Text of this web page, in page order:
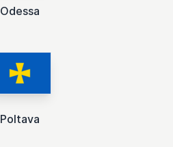
Odessa
Poltava